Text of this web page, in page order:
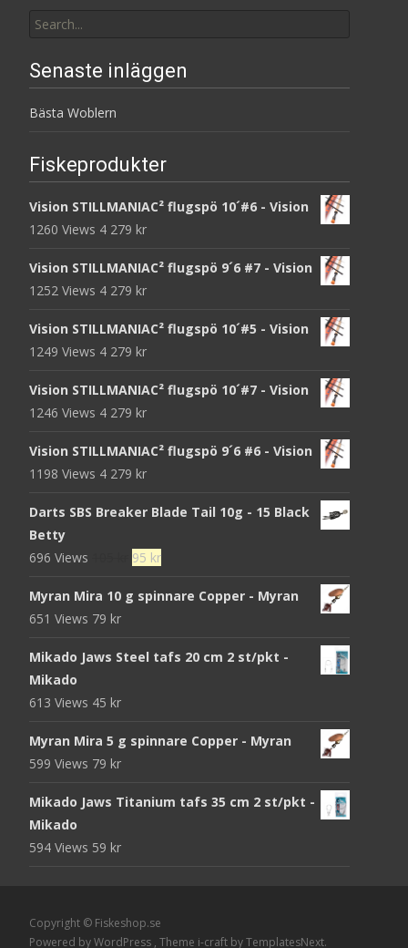
for:
Senaste inläggen
Bästa Woblern
Fiskeprodukter
Vision STILLMANIAC² flugspö 10´#6 - Vision
1260 Views 4 279 kr
Vision STILLMANIAC² flugspö 9´6 #7 - Vision
1252 Views 4 279 kr
Vision STILLMANIAC² flugspö 10´#5 - Vision
1249 Views 4 279 kr
Vision STILLMANIAC² flugspö 10´#7 - Vision
1246 Views 4 279 kr
Vision STILLMANIAC² flugspö 9´6 #6 - Vision
1198 Views 4 279 kr
Darts SBS Breaker Blade Tail 10g - 15 Black
Betty
696 Views
Det
priset
95 krDet
priset
Myran Mira 10 g spinnare Copper - Myran
651 Views 79 kr
Mikado Jaws Steel tafs 20 cm 2 st/pkt -
Mikado
613 Views 45 kr
Myran Mira 5 g spinnare Copper - Myran
599 Views 79 kr
Mikado Jaws Titanium tafs 35 cm 2 st/pkt -
Mikado
594 Views 59 kr
Copyright © Fiskeshop.se
Powered by WordPress , Theme i-craft by TemplatesNext.